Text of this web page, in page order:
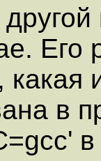
Его
в